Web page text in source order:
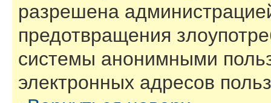
разрешена
предотвращения
системы анонимными
электронных адресов